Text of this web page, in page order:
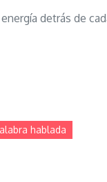
detrás de
hablada